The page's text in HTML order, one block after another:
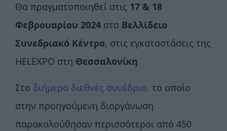
Θα πραγματοποιηθεί στις 17 & 18
Φεβρουαρίου 2024 στο Βελλίδειο
Συνεδριακό Κέντρο, στις εγκαταστάσεις της
HELEXPO στη Θεσσαλονίκη.‍
Στο διήμερο διεθνές συνέδριο, το οποίο
στην προηγούμενη διοργάνωση
παρακολούθησαν περισσότεροι από 450